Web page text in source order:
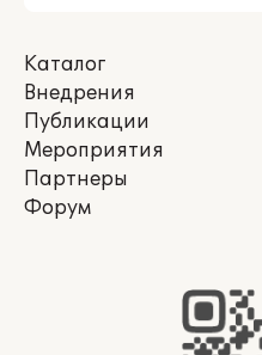
Каталог
Внедрения
Публикации
Мероприятия
Партнеры
Форум